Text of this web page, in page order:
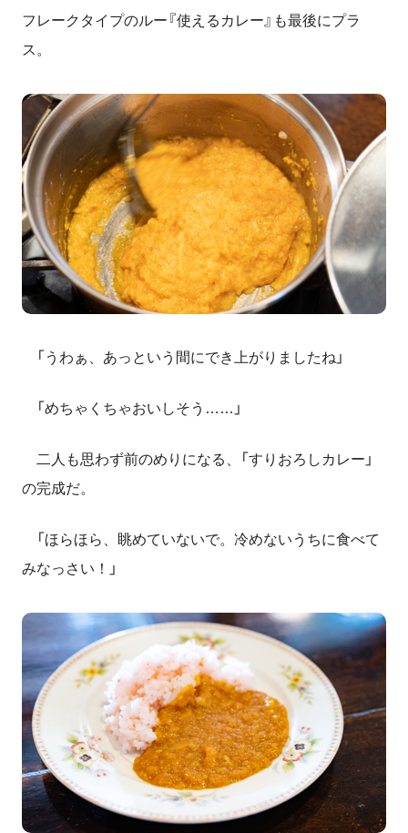
フレークタイプのルー『使えるカレー』も最後にプラ
ス。
「うわぁ、あっという間にでき上がりましたね」
「めちゃくちゃおいしそう……」
二人も思わず前のめりになる、「すりおろしカレー」
の完成だ。
「ほらほら、眺めていないで。冷めないうちに食べて
みなっさい！」